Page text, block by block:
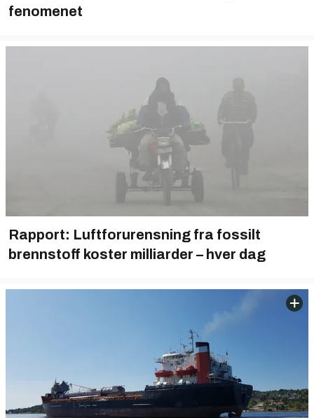
fenomenet
Rapport: Luftforurensning fra fossilt
brennstoff koster milliarder – hver dag